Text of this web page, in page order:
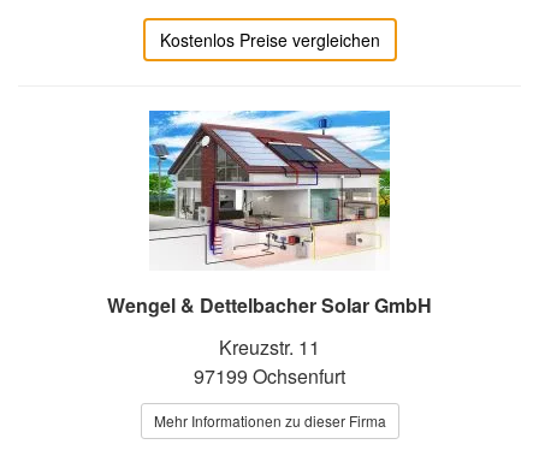
Kostenlos Preise vergleichen
Wengel & Dettelbacher Solar GmbH
Kreuzstr. 11
97199 Ochsenfurt
Mehr Informationen zu dieser Firma